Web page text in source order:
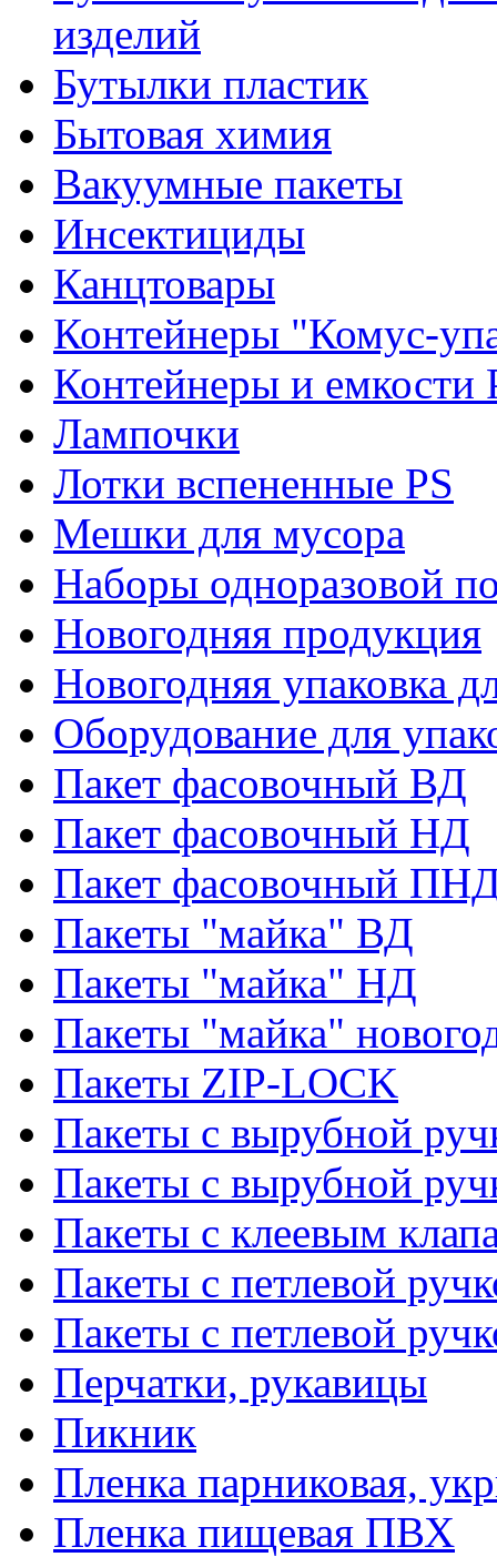
изделий
Бутылки пластик
Бытовая химия
Вакуумные пакеты
Инсектициды
Канцтовары
Контейнеры "Комус-
Контейнеры и емкости
Лампочки
Лотки вспененные PS
Мешки для мусора
Наборы одноразовой
Новогодняя продукция
Новогодняя упаковка
Оборудование для
Пакет фасовочный ВД
Пакет фасовочный НД
Пакет фасовочный
Пакеты "майка" ВД
Пакеты "майка" НД
Пакеты "майка"
Пакеты ZIP-LOCK
Пакеты с вырубной
Пакеты с вырубной
Пакеты с клеевым
Пакеты с петлевой
Пакеты с петлевой
Перчатки, рукавицы
Пикник
Пленка парниковая,
Пленка пищевая ПВХ